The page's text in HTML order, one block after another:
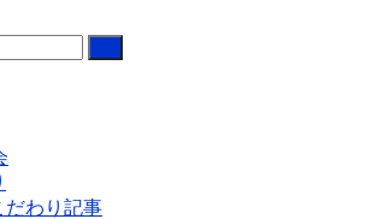
だわり記事